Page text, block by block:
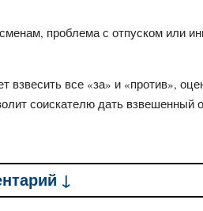
проблема с отпуском или
взвесить все «за» и «против»,
соискателю дать взвешенный
↓